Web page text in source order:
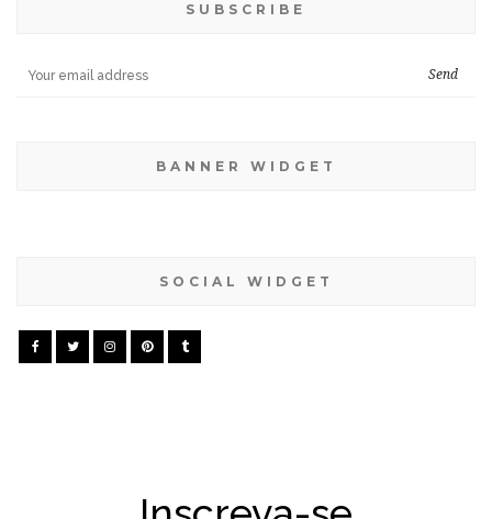
SUBSCRIBE
BANNER WIDGET
SOCIAL WIDGET